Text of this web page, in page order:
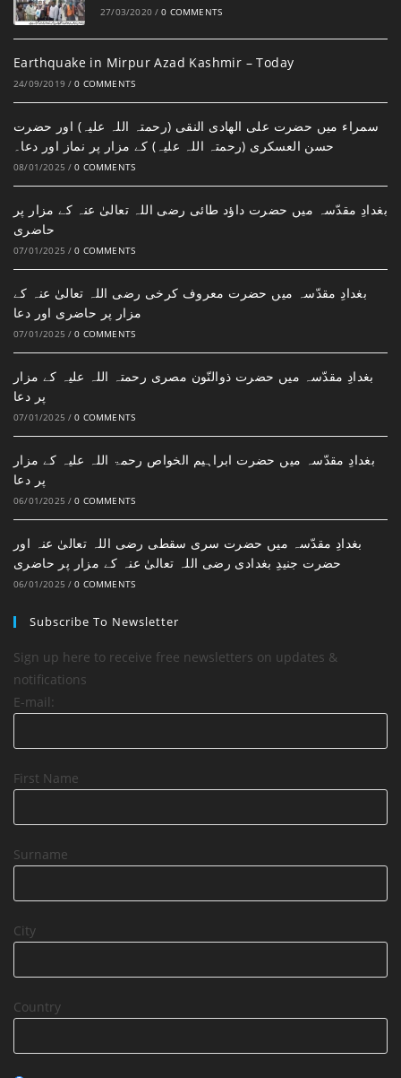
27/03/2020 / 0 COMMENTS
Earthquake in Mirpur Azad Kashmir – Today
24/09/2019 / 0 COMMENTS
سمراء میں حضرت علی الھادی النقی (رحمتہ اللہ علیہ) اور حضرت
حسن العسکری (رحمتہ اللہ علیہ) کے مزار پر نماز اور دعا۔
08/01/2025 / 0 COMMENTS
بغدادِ مقدّسہ میں حضرت داؤد طائی رضی اللہ تعالیٰ عنہ کے مزار پر
حاضری
07/01/2025 / 0 COMMENTS
بغدادِ مقدّسہ میں حضرت معروف کرخی رضی اللہ تعالیٰ عنہ کے
مزار پر حاضری اور دعا
07/01/2025 / 0 COMMENTS
بغدادِ مقدّسہ میں حضرت ذوالنّون مصری رحمتہ اللہ علیہ کے مزار
پر دعا
07/01/2025 / 0 COMMENTS
بغدادِ مقدّسہ میں حضرت ابراہیم الخواص رحمۃ اللہ علیہ کے مزار
پر دعا
06/01/2025 / 0 COMMENTS
بغدادِ مقدّسہ میں حضرت سری سقطی رضی اللہ تعالیٰ عنہ اور
حضرت جنیدِ بغدادی رضی اللہ تعالیٰ عنہ کے مزار پر حاضری
06/01/2025 / 0 COMMENTS
Subscribe To Newsletter
Sign up here to receive free newsletters on updates &
notifications
E-mail:
First Name
Surname
City
Country